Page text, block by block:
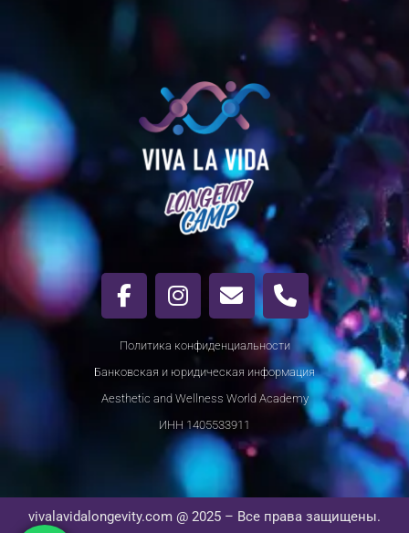
Политика конфиденциальности
Банковская и юридическая информация
Aesthetic and Wellness World Academy
ИНН 1405533911
vivalavidalongevity.com @ 2025 – Все права защищены.